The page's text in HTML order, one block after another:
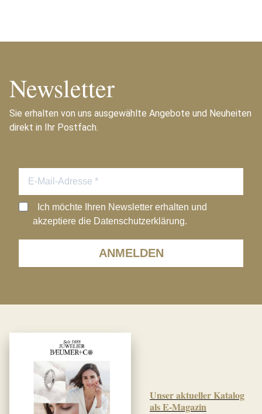
Newsletter
Sie erhalten von uns ausgewählte Angebote und Neuheiten
direkt in Ihr Postfach.
ANMELDEN
Ich möchte Ihren Newsletter erhalten und
akzeptiere die Datenschutzerklärung.
Unser aktueller Katalog
als E-Magazin